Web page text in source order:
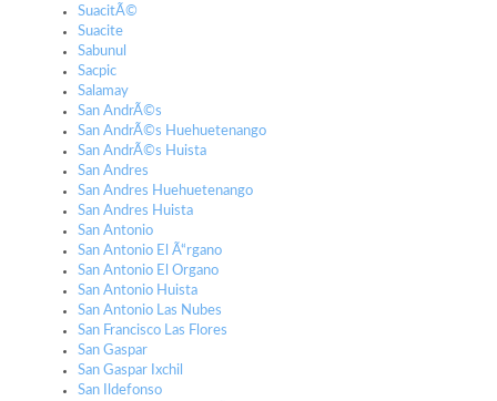
SuacitÃ©
Suacite
Sabunul
Sacpic
Salamay
San AndrÃ©s
San AndrÃ©s Huehuetenango
San AndrÃ©s Huista
San Andres
San Andres Huehuetenango
San Andres Huista
San Antonio
San Antonio El Ã“rgano
San Antonio El Organo
San Antonio Huista
San Antonio Las Nubes
San Francisco Las Flores
San Gaspar
San Gaspar Ixchil
San Ildefonso